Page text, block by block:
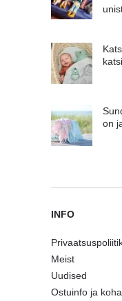
on
INFO
Meist
Uudised
Ostuinfo ja